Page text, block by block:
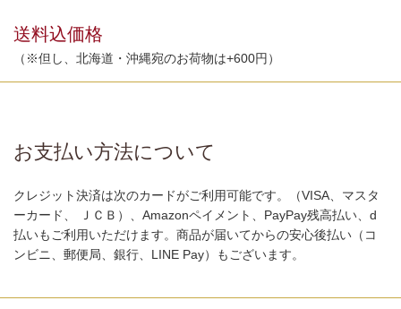
送料込価格
（※但し、北海道・沖縄宛のお荷物は+600円）
お支払い方法について
クレジット決済は次のカードがご利用可能です。（VISA、マスタ
ーカード、 ＪＣＢ）、Amazonペイメント、PayPay残高払い、d
払いもご利用いただけます。商品が届いてからの安心後払い（コ
ンビニ、郵便局、銀行、LINE Pay）もございます。